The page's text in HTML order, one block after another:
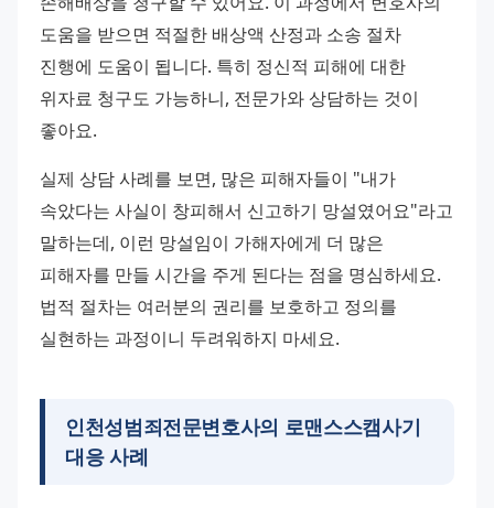
도움을 받으면 적절한 배상액 산정과 소송 절차
진행에 도움이 됩니다. 특히 정신적 피해에 대한
위자료 청구도 가능하니, 전문가와 상담하는 것이
좋아요.
실제 상담 사례를 보면, 많은 피해자들이 "내가
속았다는 사실이 창피해서 신고하기 망설였어요"라고
말하는데, 이런 망설임이 가해자에게 더 많은
피해자를 만들 시간을 주게 된다는 점을 명심하세요.
법적 절차는 여러분의 권리를 보호하고 정의를
실현하는 과정이니 두려워하지 마세요.
인천성범죄전문변호사의 로맨스스캠사기
대응 사례